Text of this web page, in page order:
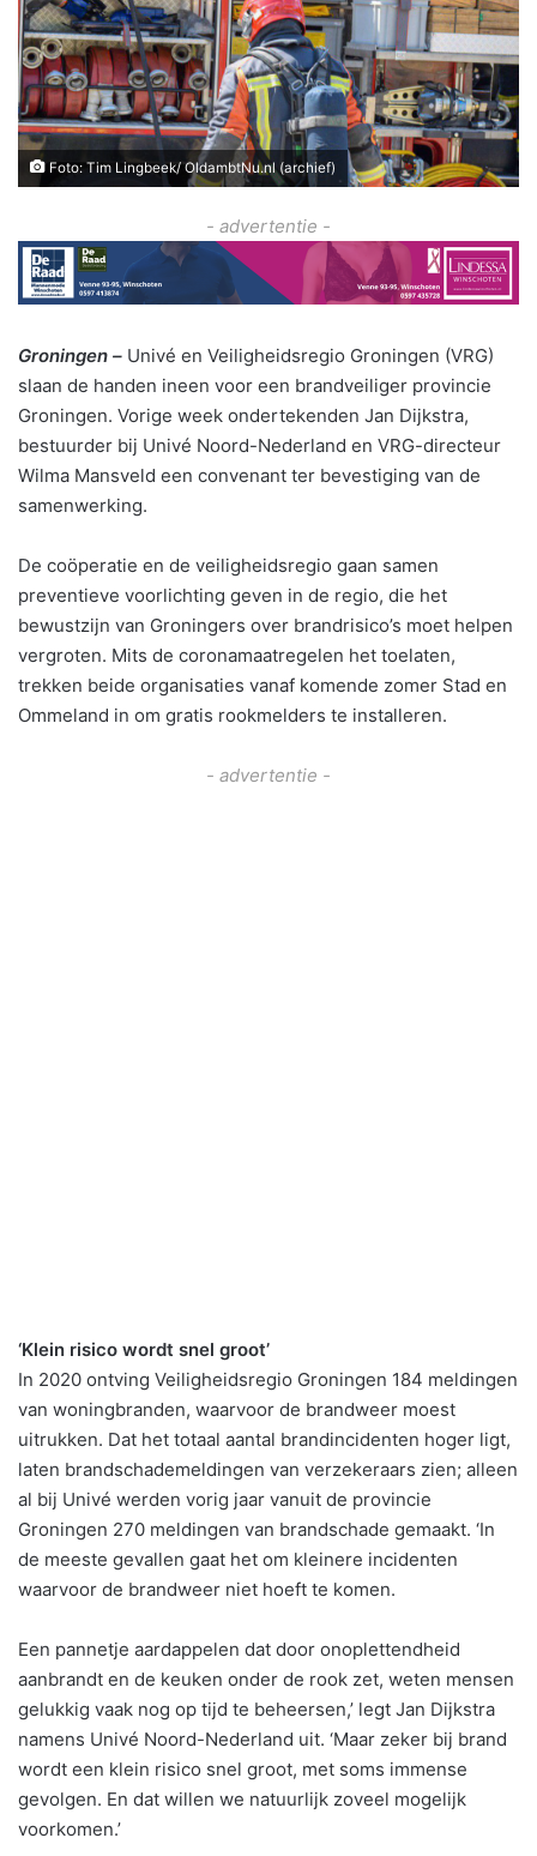
Foto: Tim Lingbeek/ OldambtNu.nl (archief)
- advertentie -
Groningen – Univé en Veiligheidsregio Groningen (VRG)
slaan de handen ineen voor een brandveiliger provincie
Groningen. Vorige week ondertekenden Jan Dijkstra,
bestuurder bij Univé Noord-Nederland en VRG-directeur
Wilma Mansveld een convenant ter bevestiging van de
samenwerking.
De coöperatie en de veiligheidsregio gaan samen
preventieve voorlichting geven in de regio, die het
bewustzijn van Groningers over brandrisico’s moet helpen
vergroten. Mits de coronamaatregelen het toelaten,
trekken beide organisaties vanaf komende zomer Stad en
Ommeland in om gratis rookmelders te installeren.
- advertentie -
‘Klein risico wordt snel groot’
In 2020 ontving Veiligheidsregio Groningen 184 meldingen
van woningbranden, waarvoor de brandweer moest
uitrukken. Dat het totaal aantal brandincidenten hoger ligt,
laten brandschademeldingen van verzekeraars zien; alleen
al bij Univé werden vorig jaar vanuit de provincie
Groningen 270 meldingen van brandschade gemaakt. ‘In
de meeste gevallen gaat het om kleinere incidenten
waarvoor de brandweer niet hoeft te komen.
Een pannetje aardappelen dat door onoplettendheid
aanbrandt en de keuken onder de rook zet, weten mensen
gelukkig vaak nog op tijd te beheersen,’ legt Jan Dijkstra
namens Univé Noord-Nederland uit. ‘Maar zeker bij brand
wordt een klein risico snel groot, met soms immense
gevolgen. En dat willen we natuurlijk zoveel mogelijk
voorkomen.’